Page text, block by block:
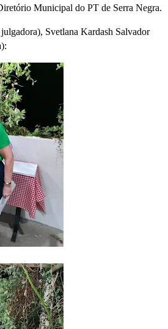
Municipal do PT de Serra Negra.
Svetlana Kardash Salvador